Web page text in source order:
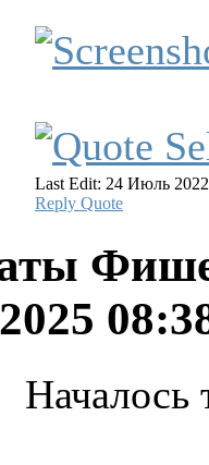
Last Edit: 24 Июль
Reply Quote
Началось